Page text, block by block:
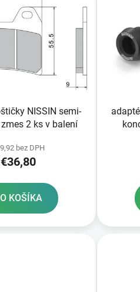
NISSIN semi-
2 ks v balení
bez DPH
€36,80
KOŠÍKA